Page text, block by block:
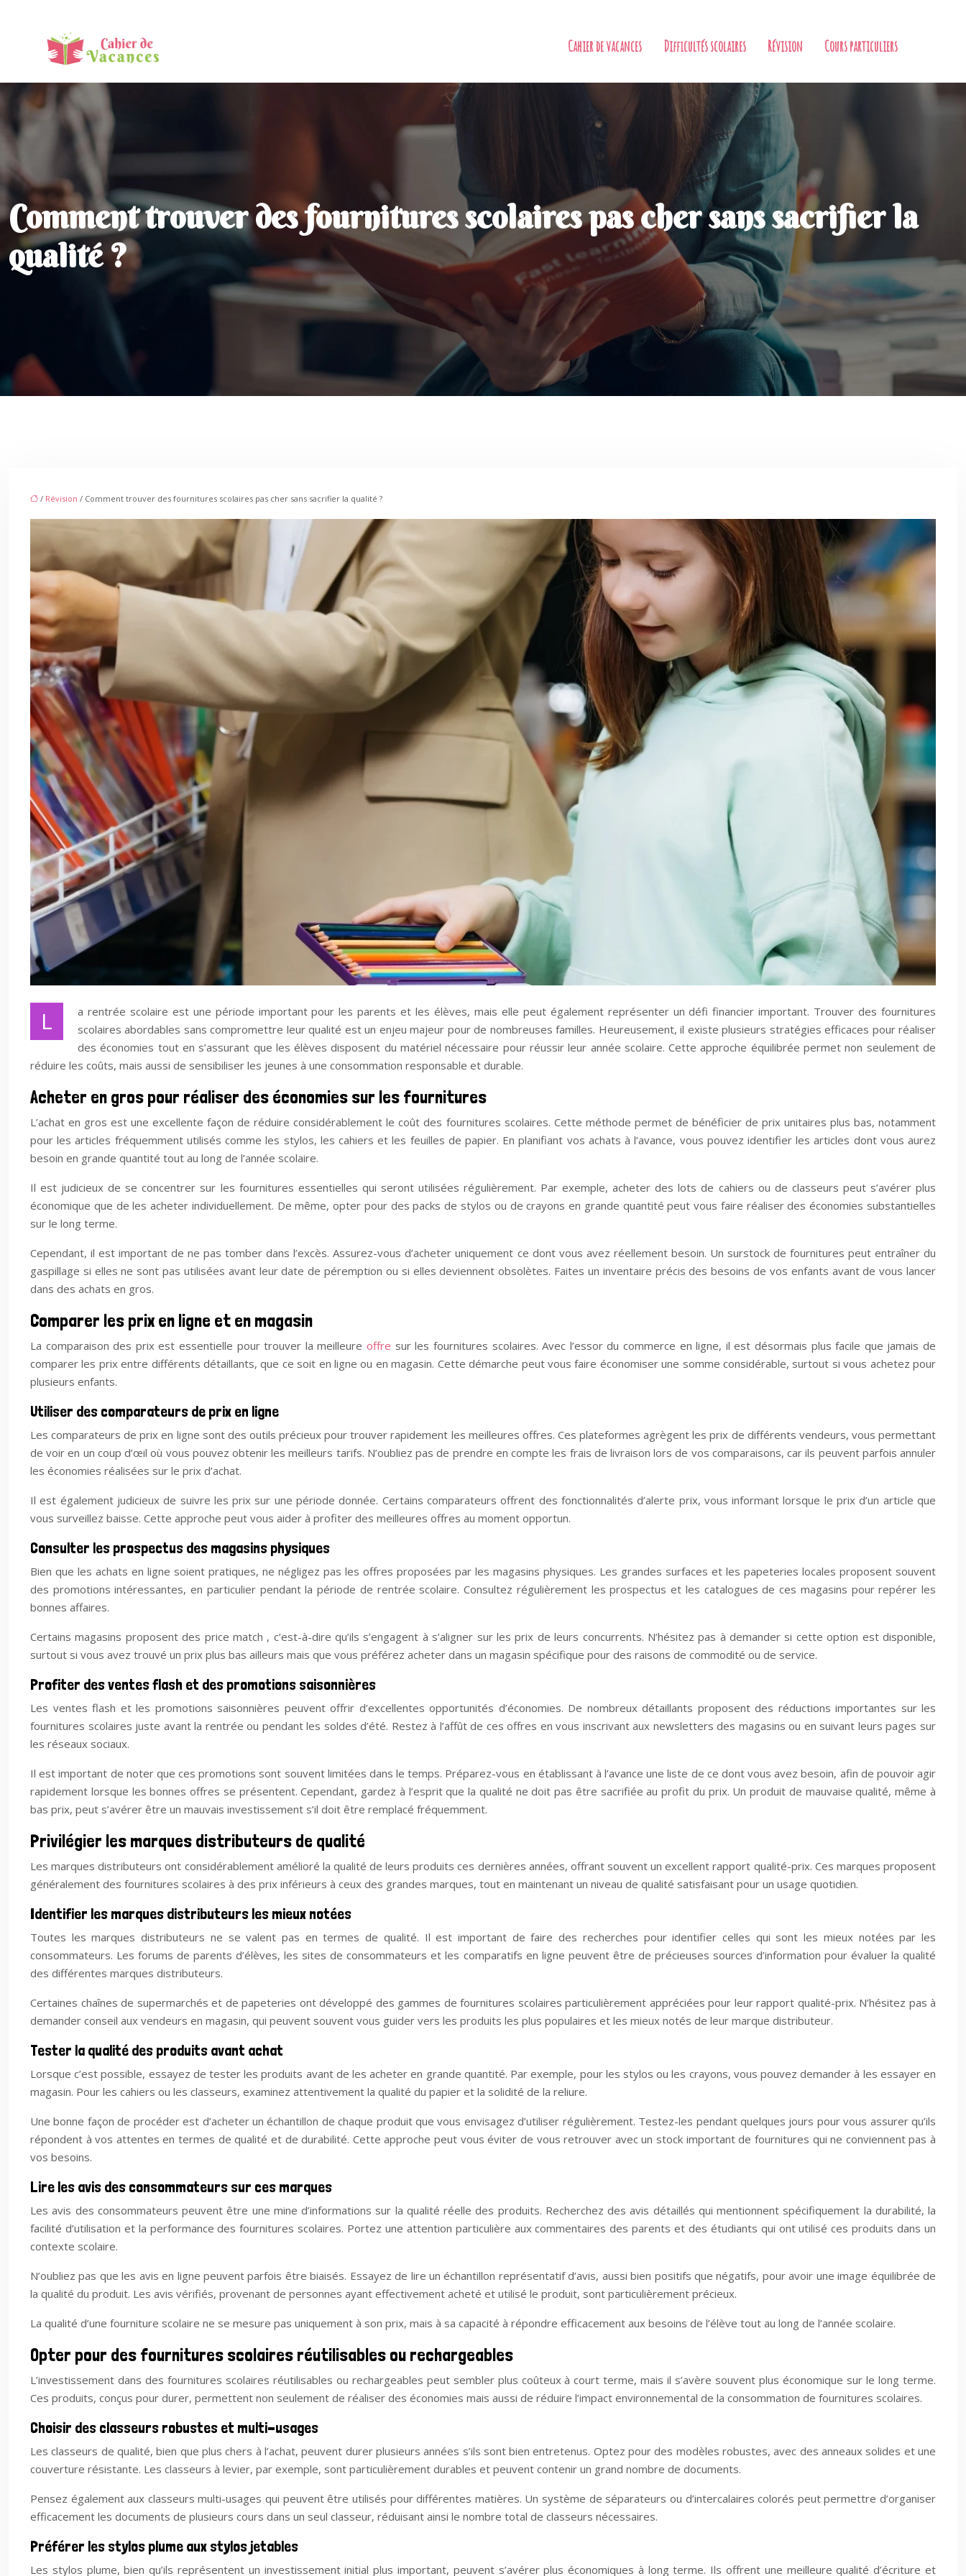
Cahier de vacances Difficultés scolaires Révision Cours particuliers
Comment trouver des fournitures scolaires pas cher sans sacrifier la
qualité ?
/ Révision / Comment trouver des fournitures scolaires pas cher sans sacrifier la qualité ?
L
a rentrée scolaire est une période important pour les parents et les élèves, mais elle peut également représenter un défi financier important. Trouver des fournitures
scolaires abordables sans compromettre leur qualité est un enjeu majeur pour de nombreuses familles. Heureusement, il existe plusieurs stratégies efficaces pour réaliser
des économies tout en s’assurant que les élèves disposent du matériel nécessaire pour réussir leur année scolaire. Cette approche équilibrée permet non seulement de
réduire les coûts, mais aussi de sensibiliser les jeunes à une consommation responsable et durable.
Acheter en gros pour réaliser des économies sur les fournitures
L’achat en gros est une excellente façon de réduire considérablement le coût des fournitures scolaires. Cette méthode permet de bénéficier de prix unitaires plus bas, notamment
pour les articles fréquemment utilisés comme les stylos, les cahiers et les feuilles de papier. En planifiant vos achats à l’avance, vous pouvez identifier les articles dont vous aurez
besoin en grande quantité tout au long de l’année scolaire.
Il est judicieux de se concentrer sur les fournitures essentielles qui seront utilisées régulièrement. Par exemple, acheter des lots de cahiers ou de classeurs peut s’avérer plus
économique que de les acheter individuellement. De même, opter pour des packs de stylos ou de crayons en grande quantité peut vous faire réaliser des économies substantielles
sur le long terme.
Cependant, il est important de ne pas tomber dans l’excès. Assurez-vous d’acheter uniquement ce dont vous avez réellement besoin. Un surstock de fournitures peut entraîner du
gaspillage si elles ne sont pas utilisées avant leur date de péremption ou si elles deviennent obsolètes. Faites un inventaire précis des besoins de vos enfants avant de vous lancer
dans des achats en gros.
Comparer les prix en ligne et en magasin
La comparaison des prix est essentielle pour trouver la meilleureoffre sur les fournitures scolaires. Avec l’essor du commerce en ligne, il est désormais plus facile que jamais de
comparer les prix entre différents détaillants, que ce soit en ligne ou en magasin. Cette démarche peut vous faire économiser une somme considérable, surtout si vous achetez pour
plusieurs enfants.
Utiliser des comparateurs de prix en ligne
Les comparateurs de prix en ligne sont des outils précieux pour trouver rapidement les meilleures offres. Ces plateformes agrègent les prix de différents vendeurs, vous permettant
de voir en un coup d’œil où vous pouvez obtenir les meilleurs tarifs. N’oubliez pas de prendre en compte les frais de livraison lors de vos comparaisons, car ils peuvent parfois annuler
les économies réalisées sur le prix d’achat.
Il est également judicieux de suivre les prix sur une période donnée. Certains comparateurs offrent des fonctionnalités d’alerte prix, vous informant lorsque le prix d’un article que
vous surveillez baisse. Cette approche peut vous aider à profiter des meilleures offres au moment opportun.
Consulter les prospectus des magasins physiques
Bien que les achats en ligne soient pratiques, ne négligez pas les offres proposées par les magasins physiques. Les grandes surfaces et les papeteries locales proposent souvent
des promotions intéressantes, en particulier pendant la période de rentrée scolaire. Consultez régulièrement les prospectus et les catalogues de ces magasins pour repérer les
bonnes affaires.
Certains magasins proposent des price match , c’est-à-dire qu’ils s’engagent à s’aligner sur les prix de leurs concurrents. N’hésitez pas à demander si cette option est disponible,
surtout si vous avez trouvé un prix plus bas ailleurs mais que vous préférez acheter dans un magasin spécifique pour des raisons de commodité ou de service.
Profiter des ventes flash et des promotions saisonnières
Les ventes flash et les promotions saisonnières peuvent offrir d’excellentes opportunités d’économies. De nombreux détaillants proposent des réductions importantes sur les
fournitures scolaires juste avant la rentrée ou pendant les soldes d’été. Restez à l’affût de ces offres en vous inscrivant aux newsletters des magasins ou en suivant leurs pages sur
les réseaux sociaux.
Il est important de noter que ces promotions sont souvent limitées dans le temps. Préparez-vous en établissant à l’avance une liste de ce dont vous avez besoin, afin de pouvoir agir
rapidement lorsque les bonnes offres se présentent. Cependant, gardez à l’esprit que la qualité ne doit pas être sacrifiée au profit du prix. Un produit de mauvaise qualité, même à
bas prix, peut s’avérer être un mauvais investissement s’il doit être remplacé fréquemment.
Privilégier les marques distributeurs de qualité
Les marques distributeurs ont considérablement amélioré la qualité de leurs produits ces dernières années, offrant souvent un excellent rapport qualité-prix. Ces marques proposent
généralement des fournitures scolaires à des prix inférieurs à ceux des grandes marques, tout en maintenant un niveau de qualité satisfaisant pour un usage quotidien.
Identifier les marques distributeurs les mieux notées
Toutes les marques distributeurs ne se valent pas en termes de qualité. Il est important de faire des recherches pour identifier celles qui sont les mieux notées par les
consommateurs. Les forums de parents d’élèves, les sites de consommateurs et les comparatifs en ligne peuvent être de précieuses sources d’information pour évaluer la qualité
des différentes marques distributeurs.
Certaines chaînes de supermarchés et de papeteries ont développé des gammes de fournitures scolaires particulièrement appréciées pour leur rapport qualité-prix. N’hésitez pas à
demander conseil aux vendeurs en magasin, qui peuvent souvent vous guider vers les produits les plus populaires et les mieux notés de leur marque distributeur.
Tester la qualité des produits avant achat
Lorsque c’est possible, essayez de tester les produits avant de les acheter en grande quantité. Par exemple, pour les stylos ou les crayons, vous pouvez demander à les essayer en
magasin. Pour les cahiers ou les classeurs, examinez attentivement la qualité du papier et la solidité de la reliure.
Une bonne façon de procéder est d’acheter un échantillon de chaque produit que vous envisagez d’utiliser régulièrement. Testez-les pendant quelques jours pour vous assurer qu’ils
répondent à vos attentes en termes de qualité et de durabilité. Cette approche peut vous éviter de vous retrouver avec un stock important de fournitures qui ne conviennent pas à
vos besoins.
Lire les avis des consommateurs sur ces marques
Les avis des consommateurs peuvent être une mine d’informations sur la qualité réelle des produits. Recherchez des avis détaillés qui mentionnent spécifiquement la durabilité, la
facilité d’utilisation et la performance des fournitures scolaires. Portez une attention particulière aux commentaires des parents et des étudiants qui ont utilisé ces produits dans un
contexte scolaire.
N’oubliez pas que les avis en ligne peuvent parfois être biaisés. Essayez de lire un échantillon représentatif d’avis, aussi bien positifs que négatifs, pour avoir une image équilibrée de
la qualité du produit. Les avis vérifiés, provenant de personnes ayant effectivement acheté et utilisé le produit, sont particulièrement précieux.
La qualité d’une fourniture scolaire ne se mesure pas uniquement à son prix, mais à sa capacité à répondre efficacement aux besoins de l’élève tout au long de l’année scolaire.
Opter pour des fournitures scolaires réutilisables ou rechargeables
L’investissement dans des fournitures scolaires réutilisables ou rechargeables peut sembler plus coûteux à court terme, mais il s’avère souvent plus économique sur le long terme.
Ces produits, conçus pour durer, permettent non seulement de réaliser des économies mais aussi de réduire l’impact environnemental de la consommation de fournitures scolaires.
Choisir des classeurs robustes et multi-usages
Les classeurs de qualité, bien que plus chers à l’achat, peuvent durer plusieurs années s’ils sont bien entretenus. Optez pour des modèles robustes, avec des anneaux solides et une
couverture résistante. Les classeurs à levier, par exemple, sont particulièrement durables et peuvent contenir un grand nombre de documents.
Pensez également aux classeurs multi-usages qui peuvent être utilisés pour différentes matières. Un système de séparateurs ou d’intercalaires colorés peut permettre d’organiser
efficacement les documents de plusieurs cours dans un seul classeur, réduisant ainsi le nombre total de classeurs nécessaires.
Préférer les stylos plume aux stylos jetables
Les stylos plume, bien qu’ils représentent un investissement initial plus important, peuvent s’avérer plus économiques à long terme. Ils offrent une meilleure qualité d’écriture et